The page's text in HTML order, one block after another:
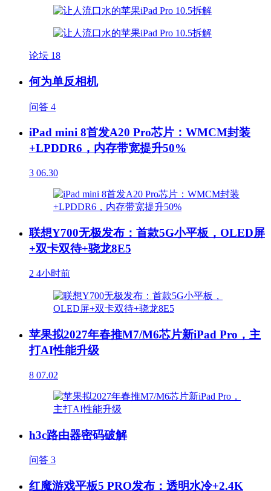
论坛 18
何为单反相机
问答 4
iPad mini 8首发A20 Pro芯片：WMCM封装
+LPDDR6，内存带宽提升50%
3 06.30
联想Y700无极发布：首款5G小平板，OLED屏
+双卡双待+骁龙8E5
2 4小时前
苹果拟2027年春推M7/M6芯片新iPad Pro，主
打AI性能升级
8 07.02
h3c路由器密码破解
问答 3
红魔游戏平板5 PRO发布：透明水冷+2.4K